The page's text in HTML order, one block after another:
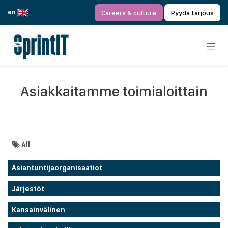
en
Careers & culture Pyydä tarjous
Asiakkaitamme toimialoittain
All
Asiantuntijaorganisaatiot
Järjestöt
Kansainvälinen